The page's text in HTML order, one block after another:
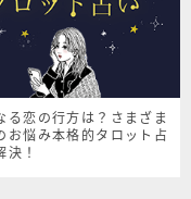
る恋の行方は？さまざま
お悩み本格的タロット占
決！